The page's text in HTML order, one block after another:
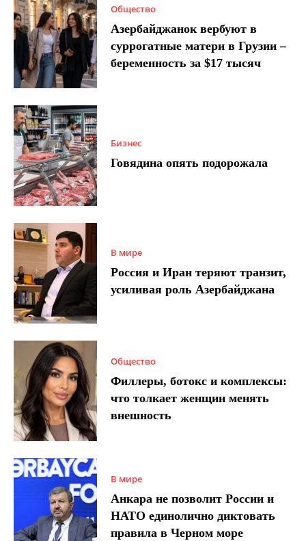
Общество
Азербайджанок вербуют в
суррогатные матери в Грузии –
беременность за $17 тысяч
Бизнес
Говядина опять подорожала
В мире
Россия и Иран теряют транзит,
усиливая роль Азербайджана
Общество
Филлеры, ботокс и комплексы:
что толкает женщин менять
внешность
В мире
Анкара не позволит России и
НАТО единолично диктовать
правила в Черном море